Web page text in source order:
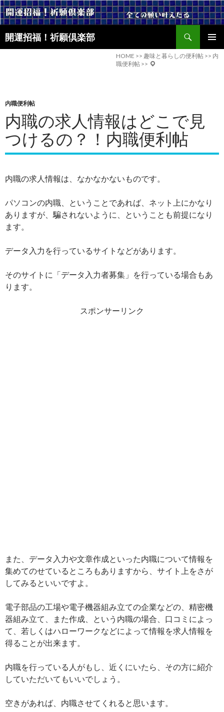
開運招福！祈願倶楽部
索
メインメ
ニュー
へ
ス
キ
ッ
プ
HOME >> 趣味と暮らしの便利帖 >> 内
職便利帖 >>
内職便利帖
内職の求人情報はどこで見
つけるの？！内職便利帖
内職の求人情報は、なかなかないものです。
パソコンの内職、ということであれば、ネット上にかなり
ありますが、騙されないように、ということも前提になり
ます。
データ入力を行っているサイトなどがあります。
そのサイトに「データ入力者募集」を行っている場合もあ
ります。
スポンサーリンク
また、データ入力や文章作成といった内職について情報を
集めてのせているところもありますから、サイト上をさが
してみるといいですよ。
電子部品の工場や電子機器組み立ての企業などの、精密機
器組み立て、また作成、という内職の場合、口コミによっ
て、若しくはハローワークなどによって情報を求人情報を
得ることが出来ます。
内職を行っている人がもし、近くにいたら、その方に紹介
していただいてもいいでしょう。
空きがあれば、内職させてくれると思います。